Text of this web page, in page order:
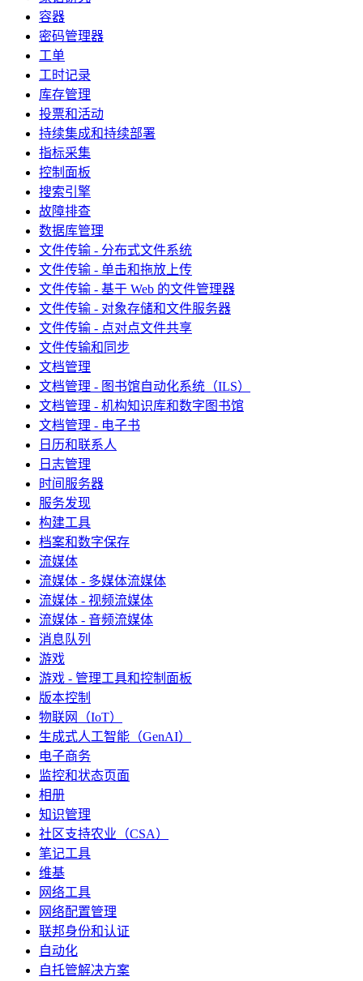
容器
密码管理器
工单
工时记录
库存管理
投票和活动
持续集成和持续部署
指标采集
控制面板
搜索引擎
故障排查
数据库管理
文件传输 - 分布式文件系统
文件传输 - 单击和拖放上传
文件传输 - 基于 Web 的文件管理器
文件传输 - 对象存储和文件服务器
文件传输 - 点对点文件共享
文件传输和同步
文档管理
文档管理 - 图书馆自动化系统（ILS）
文档管理 - 机构知识库和数字图书馆
文档管理 - 电子书
日历和联系人
日志管理
时间服务器
服务发现
构建工具
档案和数字保存
流媒体
流媒体 - 多媒体流媒体
流媒体 - 视频流媒体
流媒体 - 音频流媒体
消息队列
游戏
游戏 - 管理工具和控制面板
版本控制
物联网（IoT）
生成式人工智能（GenAI）
电子商务
监控和状态页面
相册
知识管理
社区支持农业（CSA）
笔记工具
维基
网络工具
网络配置管理
联邦身份和认证
自动化
自托管解决方案